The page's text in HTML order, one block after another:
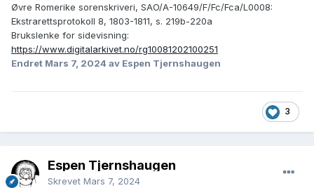
Øvre Romerike sorenskriveri, SAO/A-10649/F/Fc/Fca/L0008:
Ekstrarettsprotokoll 8, 1803-1811, s. 219b-220a
Brukslenke for sidevisning:
https://www.digitalarkivet.no/rg10081202100251
Endret Mars 7, 2024 av Espen Tjernshaugen
3
Espen Tjernshaugen
Skrevet Mars 7, 2024